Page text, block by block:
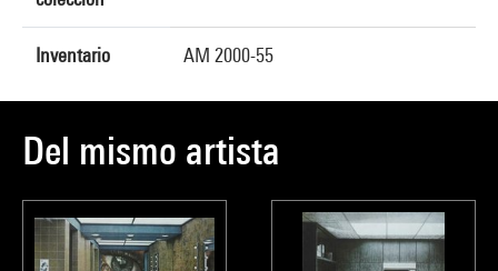
Inventario AM 2000-55
Del mismo artista